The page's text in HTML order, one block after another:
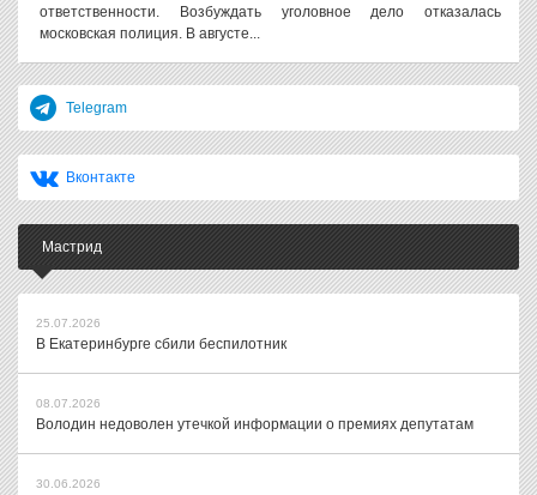
ответственности. Возбуждать уголовное дело отказалась
московская полиция. В августе...
Telegram
Вконтакте
Мастрид
25.07.2026
В Екатеринбурге сбили беспилотник
08.07.2026
Володин недоволен утечкой информации о премиях депутатам
30.06.2026